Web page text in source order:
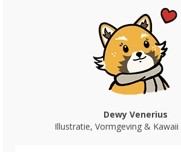
Dewy Venerius
Illustratie, Vormgeving &